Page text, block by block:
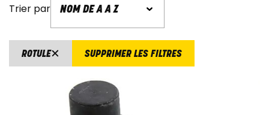
Trier par
ROTULE SUPPRIMER LES FILTRES